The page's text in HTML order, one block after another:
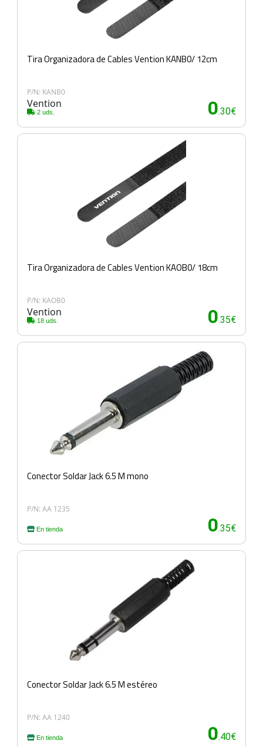
Tira Organizadora de Cables Vention KANB0/ 12cm
P/N: KANB0
Vention
2 uds. 0.30€
Tira Organizadora de Cables Vention KAOB0/ 18cm
P/N: KAOB0
Vention
18 uds. 0.35€
Conector Soldar Jack 6.5 M mono
P/N: AA 1235
En tienda 0.35€
Conector Soldar Jack 6.5 M estéreo
P/N: AA 1240
En tienda 0.40€